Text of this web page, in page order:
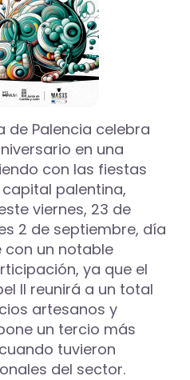
de Palencia celebra
en una
con las fiestas
palentina,
viernes, 23 de
2 de septiembre, día
con un notable
ya que el
II reunirá a un total
artesanos y
un tercio más
tuvieron
del sector.